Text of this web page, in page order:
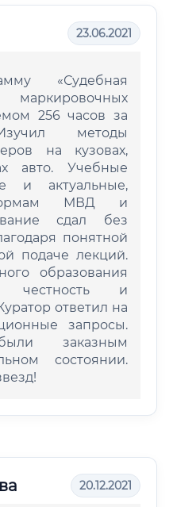
23.06.2021
«Судебная
256 часов за
методы
на кузовах,
авто. Учебные
и актуальные,
нормам МВД и
сдал без
понятной
подаче лекций.
образования
честность и
ответил на
запросы.
заказным
состоянии.
20.12.2021